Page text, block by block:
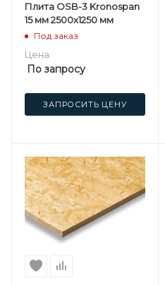
Плита OSB-3 Kronospan
15 мм 2500х1250 мм
Под заказ
Цена:
По запросу
ЗАПРОСИТЬ ЦЕНУ